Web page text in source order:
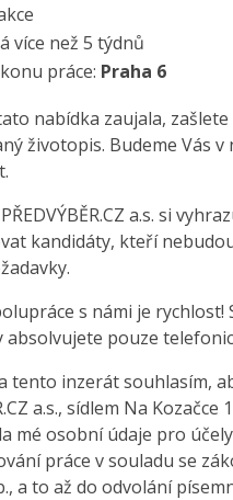
více než 5 týdnů
práce: Praha 6
nabídka zaujala, zašlete
životopis. Budeme Vás v
a.s. si
kandidáty, kteří
s námi je rychlost!
absolvujete pouze
tento inzerát souhlasím,
a.s., sídlem Na Kozačce
mé osobní údaje pro účely
práce v souladu se
a to až do odvolání